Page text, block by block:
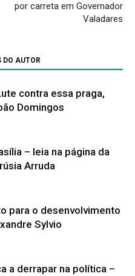
por carreta em Governador
Valadares
DO AUTOR
contra essa praga,
Domingos
– leia na página da
Arruda
para o desenvolvimento
Sylvio
a derrapar na política –